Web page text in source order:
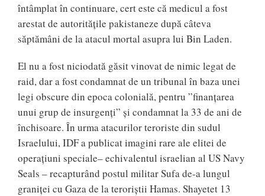
întâmplat în continuare, cert este că medicul a fost
arestat de autoritățile pakistaneze după câteva
săptămâni de la atacul mortal asupra lui Bin Laden.
El nu a fost niciodată găsit vinovat de nimic legat de
raid, dar a fost condamnat de un tribunal în baza unei
legi obscure din epoca colonială, pentru ”finanțarea
unui grup de insurgenți” și condamnat la 33 de ani de
închisoare. În urma atacurilor teroriste din sudul
Israelului, IDF a publicat imagini rare ale elitei de
operațiuni speciale– echivalentul israelian al US Navy
Seals – recapturând postul militar Sufa de-a lungul
graniței cu Gaza de la teroriștii Hamas. Shayetet 13